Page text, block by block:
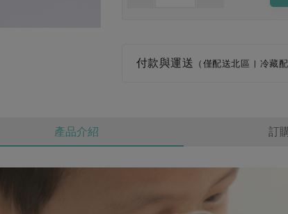
付款與運送 （僅配送北區 | 冷藏配
產品介紹 訂